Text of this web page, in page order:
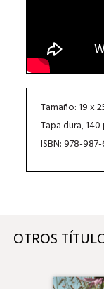
Tamaño: 19 x
Tapa dura,
ISBN: 978-
OTROS